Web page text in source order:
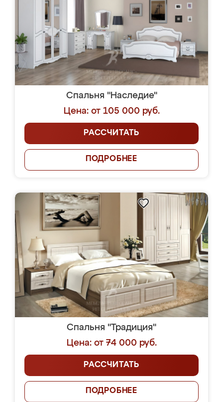
Спальня "Наследие"
Цена: от 105 000 руб.
РАССЧИТАТЬ
ПОДРОБНЕЕ
Спальня "Традиция"
Цена: от 74 000 руб.
РАССЧИТАТЬ
ПОДРОБНЕЕ